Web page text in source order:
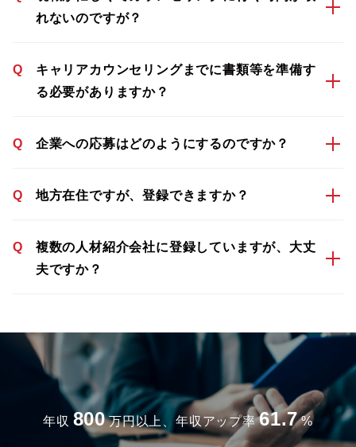
れないのですが？
Q
キャリアカウンセリングまでに書類等を準備す
る必要がありますか？
Q 企業への応募はどのようにするのですか？
Q 地方在住ですが、登録できますか？
Q
複数の人材紹介会社に登録していますが、大丈
夫ですか？
年収 800 万円以上、年収アップ率 61.7 %